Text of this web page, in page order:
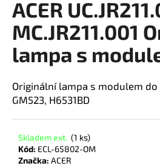
ACER
MC.JR211.001
lampa s
Originální lampa s modulem do
GM523, H6531BD
Skladem ext. (1 ks)
Kód: ECL-65802-OM
Značka: ACER
a
j
í
t
?
HLEDAT